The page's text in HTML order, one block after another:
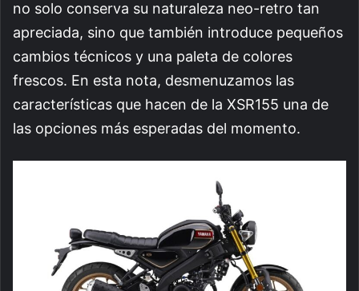
no solo conserva su naturaleza neo-retro tan
apreciada, sino que también introduce pequeños
cambios técnicos y una paleta de colores
frescos. En esta nota, desmenuzamos las
características que hacen de la XSR155 una de
las opciones más esperadas del momento.